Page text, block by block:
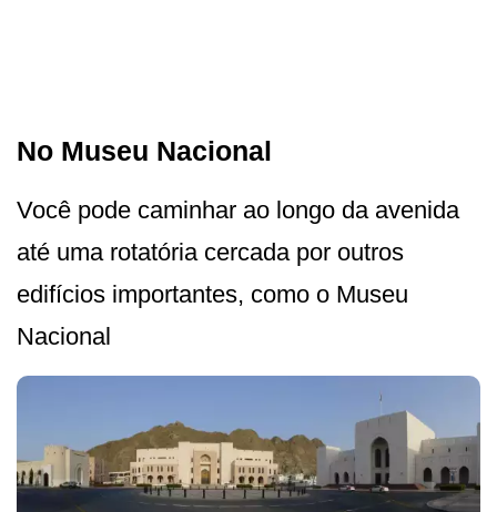
No Museu Nacional
Você pode caminhar ao longo da avenida
até uma rotatória cercada por outros
edifícios importantes, como o Museu
Nacional